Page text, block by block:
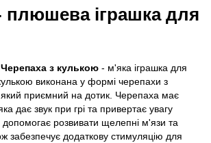
плюшева іграшка для
з кулькою - м'яка іграшка для
виконана у формі черепахи з
який приємний на дотик. Черепаха має
дає звук при грі та привертає увагу
розвивати щелепні м'язи та
забезпечує додаткову стимуляцію для